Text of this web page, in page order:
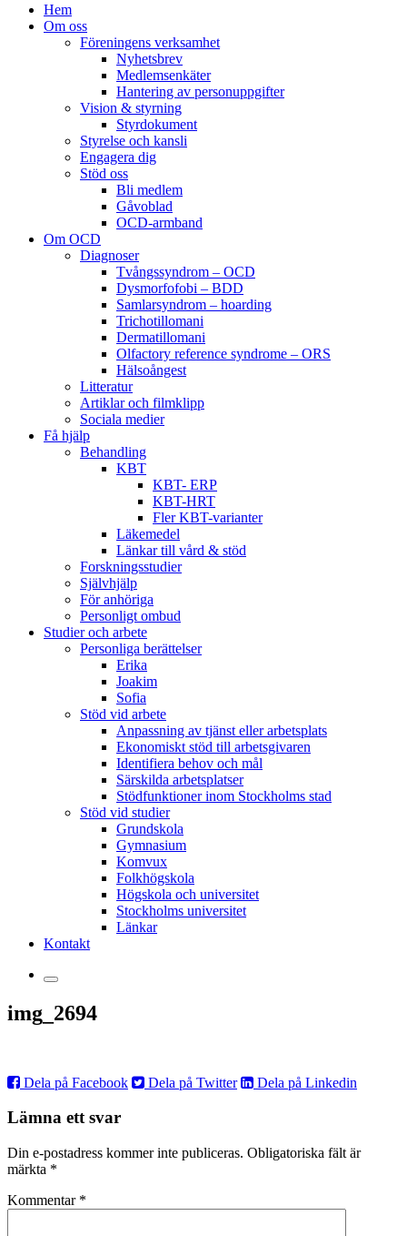
Hem
Om oss
Föreningens verksamhet
Nyhetsbrev
Medlemsenkäter
Hantering av personuppgifter
Vision & styrning
Styrdokument
Styrelse och kansli
Engagera dig
Stöd oss
Bli medlem
Gåvoblad
OCD-armband
Om OCD
Diagnoser
Tvångssyndrom – OCD
Dysmorfofobi – BDD
Samlarsyndrom – hoarding
Trichotillomani
Dermatillomani
Olfactory reference syndrome – ORS
Hälsoångest
Litteratur
Artiklar och filmklipp
Sociala medier
Få hjälp
Behandling
KBT
KBT- ERP
KBT-HRT
Fler KBT-varianter
Läkemedel
Länkar till vård & stöd
Forskningsstudier
Självhjälp
För anhöriga
Personligt ombud
Studier och arbete
Personliga berättelser
Erika
Joakim
Sofia
Stöd vid arbete
Anpassning av tjänst eller arbetsplats
Ekonomiskt stöd till arbetsgivaren
Identifiera behov och mål
Särskilda arbetsplatser
Stödfunktioner inom Stockholms stad
Stöd vid studier
Grundskola
Gymnasium
Komvux
Folkhögskola
Högskola och universitet
Stockholms universitet
Länkar
Kontakt
img_2694
Dela på Facebook Dela på Twitter Dela på Linkedin
Lämna ett svar
Din e-postadress kommer inte publiceras. Obligatoriska fält är
märkta *
Kommentar *